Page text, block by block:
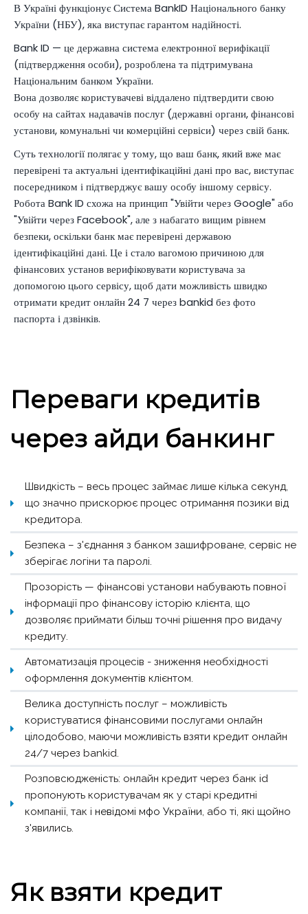
В Україні функціонує Система BankID Національного банку
України (НБУ), яка виступає гарантом надійності.
Bank ID — це державна система електронної верифікації
(підтвердження особи), розроблена та підтримувана
Національним банком України.
Вона дозволяє користувачеві віддалено підтвердити свою
особу на сайтах надавачів послуг (державні органи, фінансові
установи, комунальні чи комерційні сервіси) через свій банк.
Суть технології полягає у тому, що ваш банк, який вже має
перевірені та актуальні ідентифікаційні дані про вас, виступає
посередником і підтверджує вашу особу іншому сервісу.
Робота Bank ID схожа на принцип "Увійти через Google" або
"Увійти через Facebook", але з набагато вищим рівнем
безпеки, оскільки банк має перевірені державою
ідентифікаційні дані. Це і стало вагомою причиною для
фінансових установ верифіковувати користувача за
допомогою цього сервісу, щоб дати можливість швидко
отримати кредит онлайн 24 7 через bankid без фото
паспорта і дзвінків.
Переваги кредитів
через айди банкинг
Швидкість – весь процес займає лише кілька секунд,
що значно прискорює процес отримання позики від
кредитора.
Безпека – з'єднання з банком зашифроване, сервіс не
зберігає логіни та паролі.
Прозорість — фінансові установи набувають повної
інформації про фінансову історію клієнта, що
дозволяє приймати більш точні рішення про видачу
кредиту.
Автоматизація процесів - зниження необхідності
оформлення документів клієнтом.
Велика доступність послуг – можливість
користуватися фінансовими послугами онлайн
цілодобово, маючи можливість взяти кредит онлайн
24/7 через bankid.
Розповсюдженість: онлайн кредит через банк id
пропонують користувачам як у старі кредитні
компанії, так і невідомі мфо України, або ті, які щойно
з'явились.
Як взяти кредит